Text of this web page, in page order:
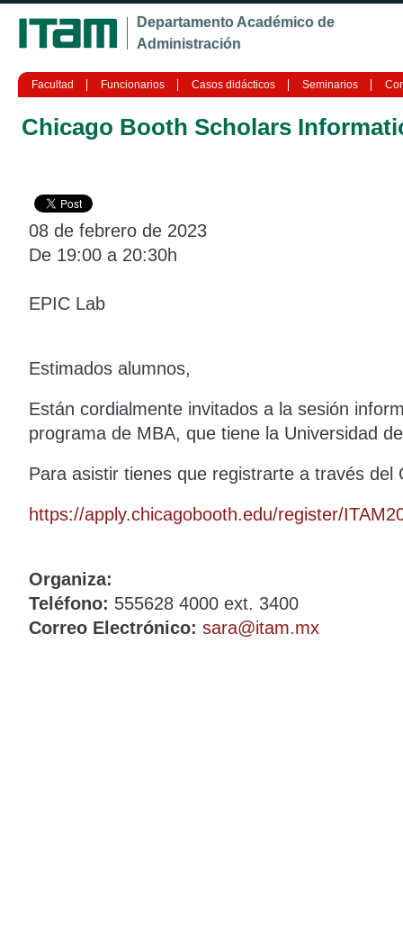
Departamento Académico de
Administración
Facultad Funcionarios Casos didácticos Seminarios
Chicago Booth Scholars
08 de febrero de 2023
De 19:00 a 20:30h
EPIC Lab
Estimados alumnos,
Están cordialmente invitados a la sesión
programa de MBA, que tiene la Universidad
Para asistir tienes que registrarte a través del
https://apply.chicagobooth.edu/register/
Organiza:
Teléfono: 555628 4000 ext. 3400
Correo Electrónico: sara@itam.mx